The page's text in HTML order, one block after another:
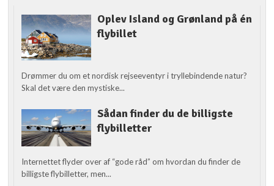
Oplev Island og Grønland på én
flybillet
Drømmer du om et nordisk rejseeventyr i tryllebindende natur?
Skal det være den mystiske...
Sådan finder du de billigste
flybilletter
Internettet flyder over af “gode råd” om hvordan du finder de
billigste flybilletter, men...